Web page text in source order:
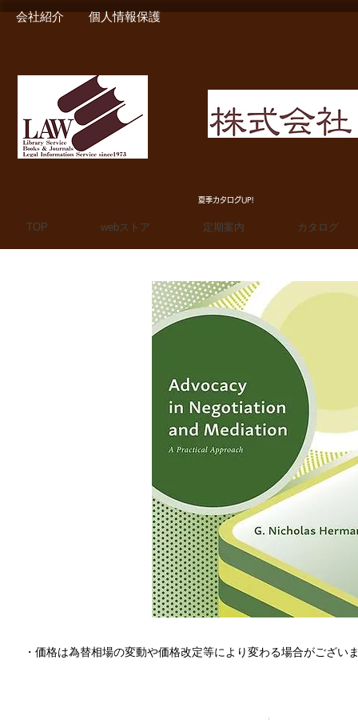
会社紹介 個人情報保護
夏季カタログUP!
TOP webストア 定期案内 カタログ
・価格は為替相場の変動や価格改定等により変わる場合がござい